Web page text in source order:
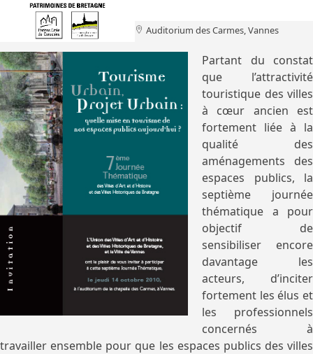
content
Open
mobile
menu
Close
mobile
menu
Auditorium des Carmes, Vannes
Partant du constat
que l’attractivité
touristique des villes
à cœur ancien est
fortement liée à la
qualité des
aménagements des
espaces publics, la
septième journée
thématique a pour
objectif de
sensibiliser encore
davantage les
acteurs, d’inciter
fortement les élus et
les professionnels
concernés à
travailler ensemble pour que les espaces publics des villes